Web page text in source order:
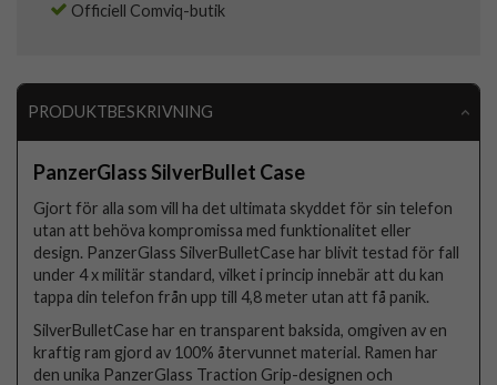
Officiell Comviq-butik
PRODUKTBESKRIVNING
PanzerGlass SilverBullet Case
Gjort för alla som vill ha det ultimata skyddet för sin telefon
utan att behöva kompromissa med funktionalitet eller
design. PanzerGlass SilverBulletCase har blivit testad för fall
under 4 x militär standard, vilket i princip innebär att du kan
tappa din telefon från upp till 4,8 meter utan att få panik.
SilverBulletCase har en transparent baksida, omgiven av en
kraftig ram gjord av 100% återvunnet material. Ramen har
den unika PanzerGlass Traction Grip-designen och